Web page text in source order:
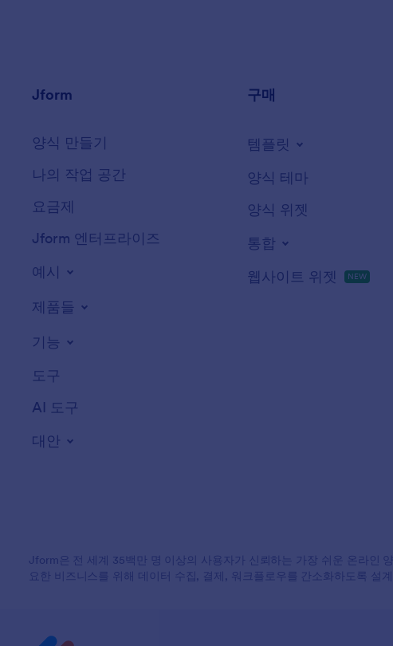
Jform
양식 만들기
나의 작업 공간
요금제
Jform 엔터프라이즈
예시
제품들
기능
도구
AI 도구
대안
구매
템플릿
양식 테마
양식 위젯
통합
웹사이트 위젯
NEW
Jform은 전 세계 35백만 명 이상의 사용자가 신뢰하는 가장 쉬운 온라인
요한 비즈니스를 위해 데이터 수집, 결제, 워크플로우를 간소화하도록 설